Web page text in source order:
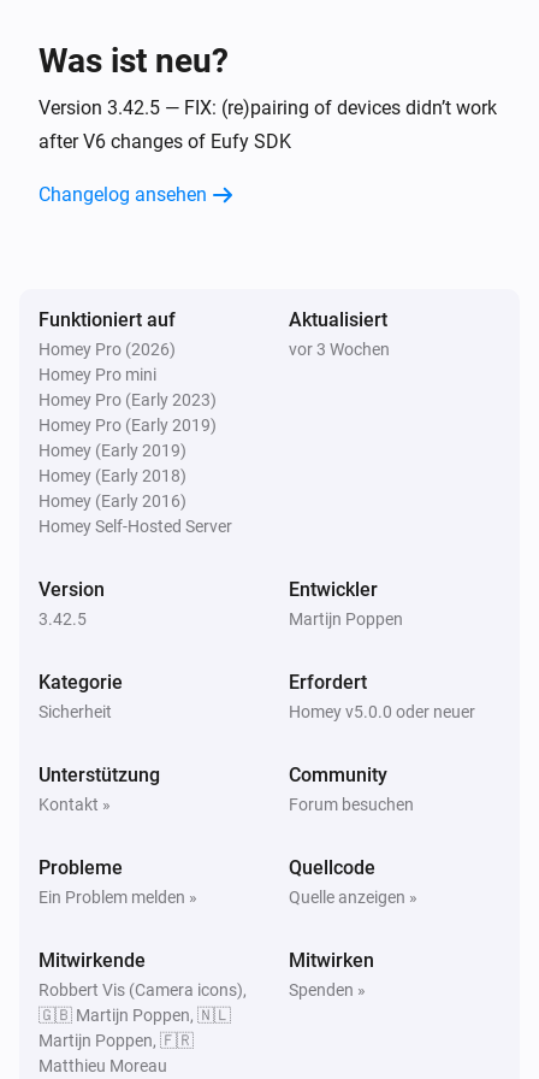
Der Batteriestand hat sich geändert
Die Temperatur hat sich geändert
Doppelte Türklingel - Batterie (S330 / E340)
Person erkannt
Doppelte Türklingel - Batterie (S330 / E340)
Bekannte Person erkannt
Doppelte Türklingel - Batterie (S330 / E340)
Doppelte Türklingel - Batterie (S330 / E340)
Doppelte Türklingel - Batterie (S330 / E340)
Doppelte Türklingel - Batterie (S330 / E340)
Doppelte Türklingel - Batterie (S330 / E340)
Doppeltürklingel - Kabelgebunden (S330)
Angeschaltet
Was ist neu?
Version 3.42.5 — FIX: (re)pairing of devices didn’t work
after V6 changes of Eufy SDK
Changelog ansehen
Funktioniert auf
Homey Pro (2026)
Homey Pro mini
Homey Pro (Early 2023)
Homey Pro (Early 2019)
Homey (Early 2019)
Homey (Early 2018)
Homey (Early 2016)
Homey Self-Hosted Server
Aktualisiert
vor 3 Wochen
Version
3.42.5
Entwickler
Martijn Poppen
Kategorie
Sicherheit
Erfordert
Homey v5.0.0 oder neuer
Unterstützung
Kontakt »
Community
Forum besuchen
Probleme
Ein Problem melden »
Quellcode
Quelle anzeigen »
Mitwirkende
Robbert Vis (Camera icons),
🇬🇧 Martijn Poppen, 🇳🇱
Martijn Poppen, 🇫🇷
Matthieu Moreau
Mitwirken
Spenden »